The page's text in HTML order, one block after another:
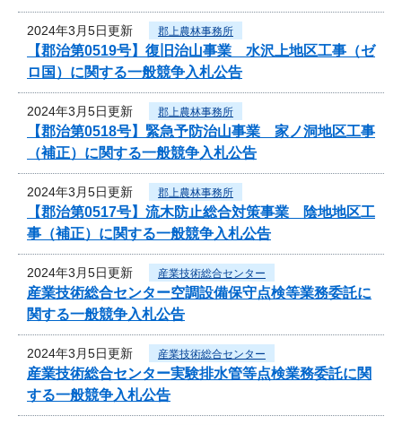
2024年3月5日更新 郡上農林事務所
【郡治第0519号】復旧治山事業 水沢上地区工事（ゼ
ロ国）に関する一般競争入札公告
2024年3月5日更新 郡上農林事務所
【郡治第0518号】緊急予防治山事業 家ノ洞地区工事
（補正）に関する一般競争入札公告
2024年3月5日更新 郡上農林事務所
【郡治第0517号】流木防止総合対策事業 陰地地区工
事（補正）に関する一般競争入札公告
2024年3月5日更新 産業技術総合センター
産業技術総合センター空調設備保守点検等業務委託に
関する一般競争入札公告
2024年3月5日更新 産業技術総合センター
産業技術総合センター実験排水管等点検業務委託に関
する一般競争入札公告